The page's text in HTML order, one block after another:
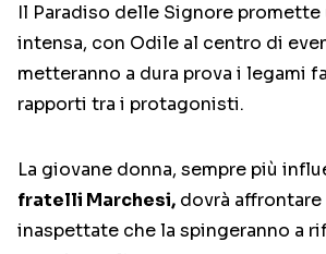
Il Paradiso delle Signore promette
intensa, con Odile al centro di
metteranno a dura prova i legami
rapporti tra i protagonisti.
La giovane donna, sempre più
fratelli Marchesi, dovrà
inaspettate che la spingeranno a